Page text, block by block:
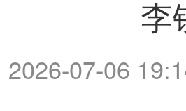
李
2026-07-06